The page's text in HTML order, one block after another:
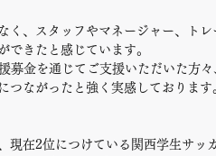
く、スタッフやマネージャー、ト
できたと感じています。
募金を通じてご支援いただいた方
つながったと強く実感しておりま
現在2位につけている関西学生サッ